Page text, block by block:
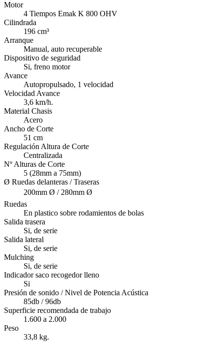
Motor
4 Tiempos Emak K 800 OHV
Cilindrada
196 cm³
Arranque
Manual, auto recuperable
Dispositivo de seguridad
Si, freno motor
Avance
Autopropulsado, 1 velocidad
Velocidad Avance
3,6 km/h.
Material Chasis
Acero
Ancho de Corte
51 cm
Regulación Altura de Corte
Centralizada
Nº Alturas de Corte
5 (28mm a 75mm)
Ø Ruedas delanteras / Traseras
200mm Ø / 280mm Ø
Ruedas
En plastico sobre rodamientos de bolas
Salida trasera
Si, de serie
Salida lateral
Si, de serie
Mulching
Si, de serie
Indicador saco recogedor lleno
Si
Presión de sonido / Nivel de Potencia Acústica
85db / 96db
Superficie recomendada de trabajo
1.600 a 2.000
Peso
33,8 kg.